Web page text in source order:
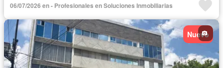
06/07/2026 en - Profesionales en Soluciones Inmobiliarias
Nuevo